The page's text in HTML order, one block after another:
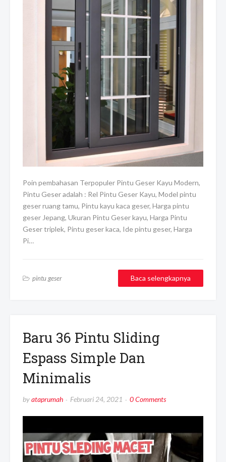
Poin pembahasan Terpopuler Pintu Geser Kayu Modern,
Pintu Geser adalah : Rel Pintu Geser Kayu, Model pintu
geser ruang tamu, Pintu kayu kaca geser, Harga pintu
geser Jepang, Ukuran Pintu Geser kayu, Harga Pintu
Geser triplek, Pintu geser kaca, Ide pintu geser, Harga
Pi…
pintu geser Baca selengkapnya
Baru 36 Pintu Sliding
Espass Simple Dan
Minimalis
byataprumah Februari 24, 2021 0 Comments